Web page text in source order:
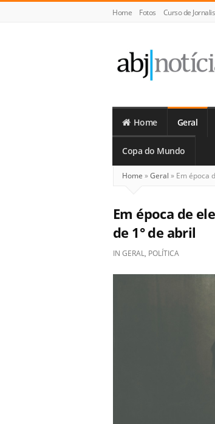
Home Fotos Curso de
Notícias
Home Geral
Copa do Mundo
Home »Geral » Em época
Em época de
de 1° de abril
IN GERAL, POLÍTICA